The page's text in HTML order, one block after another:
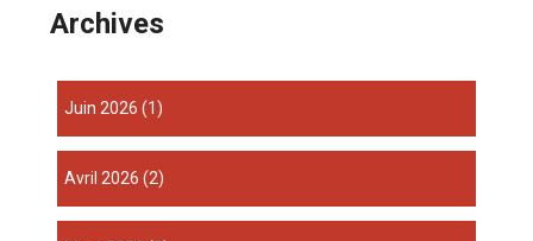
Archives
juin 2026 (1)
avril 2026 (2)